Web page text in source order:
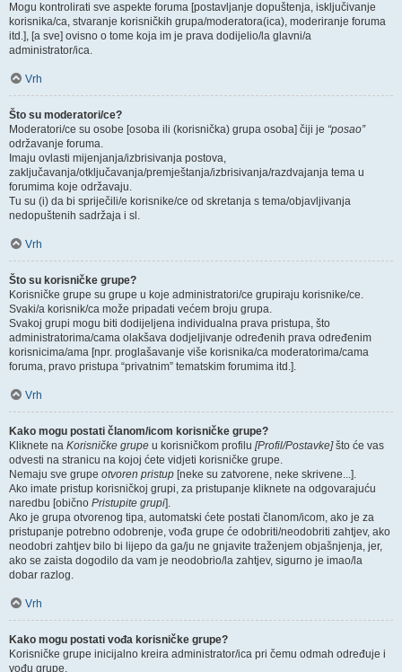
Mogu kontrolirati sve aspekte foruma [postavljanje dopuštenja, isključivanje
korisnika/ca, stvaranje korisničkih grupa/moderatora(ica), moderiranje foruma
itd.], [a sve] ovisno o tome koja im je prava dodijelio/la glavni/a
administrator/ica.
Vrh
Što su moderatori/ce?
Moderatori/ce su osobe [osoba ili (korisnička) grupa osoba] čiji je “posao”
održavanje foruma.
Imaju ovlasti mijenjanja/izbrisivanja postova,
zaključavanja/otključavanja/premještanja/izbrisivanja/razdvajanja tema u
forumima koje održavaju.
Tu su (i) da bi spriječili/e korisnike/ce od skretanja s tema/objavljivanja
nedopuštenih sadržaja i sl.
Vrh
Što su korisničke grupe?
Korisničke grupe su grupe u koje administratori/ce grupiraju korisnike/ce.
Svaki/a korisnik/ca može pripadati većem broju grupa.
Svakoj grupi mogu biti dodijeljena individualna prava pristupa, što
administratorima/cama olakšava dodjeljivanje određenih prava određenim
korisnicima/ama [npr. proglašavanje više korisnika/ca moderatorima/cama
foruma, pravo pristupa “privatnim” tematskim forumima itd.].
Vrh
Kako mogu postati članom/icom korisničke grupe?
Kliknete na Korisničke grupe u korisničkom profilu [Profil/Postavke]što će vas
odvesti na stranicu na kojoj ćete vidjeti korisničke grupe.
Nemaju sve grupe otvoren pristup [neke su zatvorene, neke skrivene...].
Ako imate pristup korisničkoj grupi, za pristupanje kliknete na odgovarajuću
naredbu [obično Pristupite grupi].
Ako je grupa otvorenog tipa, automatski ćete postati članom/icom, ako je za
pristupanje potrebno odobrenje, vođa grupe će odobriti/neodobriti zahtjev, ako
neodobri zahtjev bilo bi lijepo da ga/ju ne gnjavite traženjem objašnjenja, jer,
ako se zaista dogodilo da vam je neodobrio/la zahtjev, sigurno je imao/la
dobar razlog.
Vrh
Kako mogu postati vođa korisničke grupe?
Korisničke grupe inicijalno kreira administrator/ica pri čemu odmah određuje i
vođu grupe.